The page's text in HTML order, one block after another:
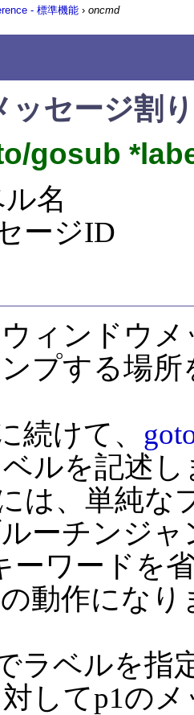
- 標準機能 › oncmd
セージ割
gosub
名
ージID
ィンドウ
プする場所
続けて、
は、単純な
ーワードを
動作になり
ラベルを指
してp1の